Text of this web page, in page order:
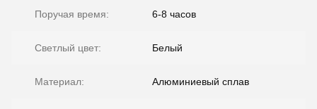
Поручая время: 6-8 часов
Светлый цвет: Белый
Материал: Алюминиевый сплав